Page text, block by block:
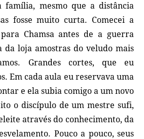
família, mesmo que a distância
fosse muito curta. Comecei a
Chamsa antes de a guerra
da loja amostras do veludo mais
Grandes cortes, que eu
Em cada aula eu reservava uma
e ela subia comigo a um novo
o discípulo de um mestre sufi,
através do conhecimento, da
Pouco a pouco, seus